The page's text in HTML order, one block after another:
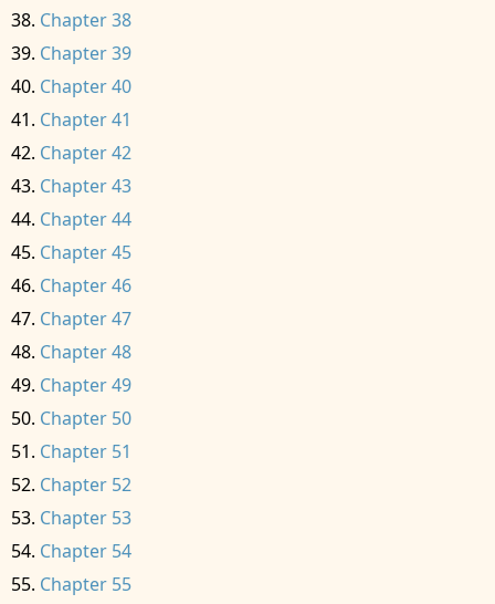
Chapter 38
Chapter 39
Chapter 40
Chapter 41
Chapter 42
Chapter 43
Chapter 44
Chapter 45
Chapter 46
Chapter 47
Chapter 48
Chapter 49
Chapter 50
Chapter 51
Chapter 52
Chapter 53
Chapter 54
Chapter 55